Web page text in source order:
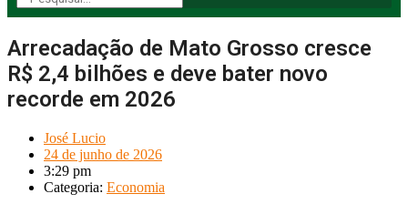
Arrecadação de Mato Grosso cresce
R$ 2,4 bilhões e deve bater novo
recorde em 2026
José Lucio
24 de junho de 2026
3:29 pm
Categoria: Economia